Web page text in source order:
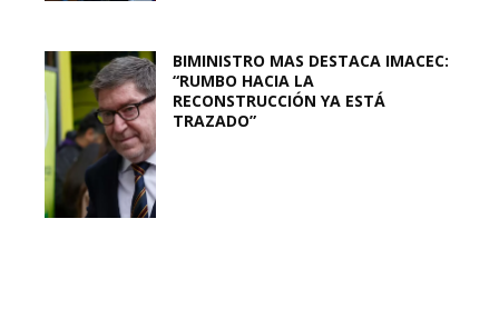
BIMINISTRO MAS DESTACA IMACEC:
“RUMBO HACIA LA
RECONSTRUCCIÓN YA ESTÁ
TRAZADO”